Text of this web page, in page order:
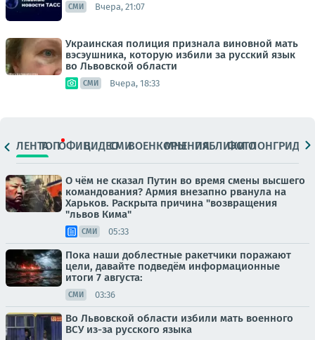
СМИ Вчера, 21:07
Украинская полиция признала виновной мать
вэсэушника, которую избили за русский язык
во Львовской области
СМИ Вчера, 18:33
ЛЕНТАТОПОФИЦ.ВИДЕОСМИВОЕНКОРЫМНЕНИЯПАБЛИКИ
ФОТОЛОНГРИДЫ
О чём не сказал Путин во время смены высшего
командования? Армия внезапно рванула на
Харьков. Раскрыта причина "возвращения
"львов Кима"
СМИ 05:33
Пока наши доблестные ракетчики поражают
цели, давайте подведём информационные
итоги 7 августа:
СМИ 03:36
Во Львовской области избили мать военного
ВСУ из-за русского языка